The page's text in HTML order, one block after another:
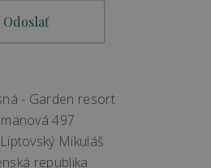
- Garden resort
497
Mikuláš
republika